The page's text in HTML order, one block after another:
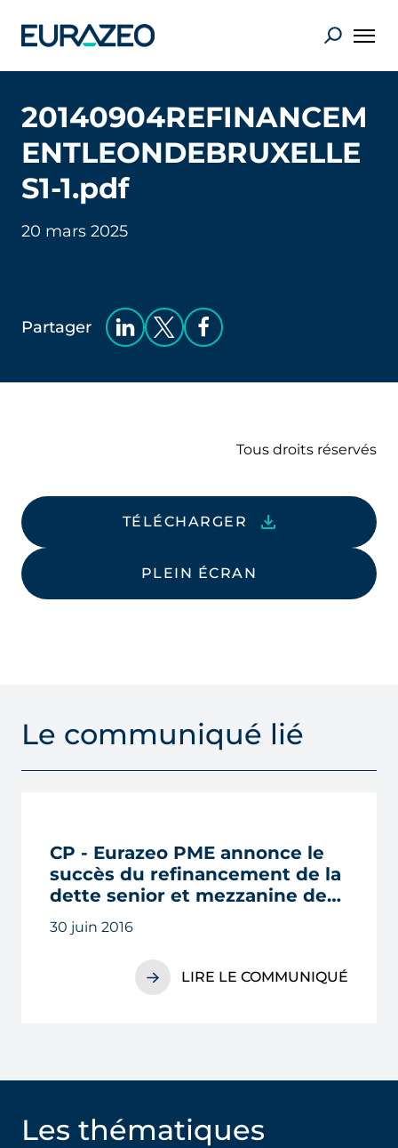
20140904REFINANCEM
ENTLEONDEBRUXELLE
S1-1.pdf
20 mars 2025
Partager
Tous droits réservés
TÉLÉCHARGER
PLEIN ÉCRAN
Le communiqué lié
CP - Eurazeo PME annonce le
succès du refinancement de la
dette senior et mezzanine de
Léon de Bruxelles
30 juin 2016
LIRE LE COMMUNIQUÉ
Les thématiques